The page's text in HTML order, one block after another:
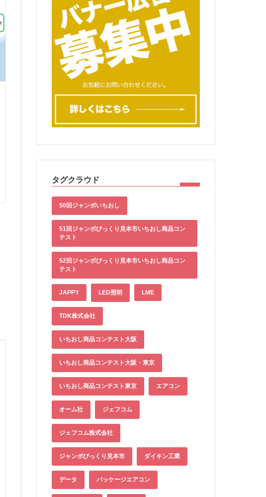
タグクラウド
50回ジャンボいちおし
51回ジャンボびっくり見本市いちおし商品コン
テスト
52回ジャンボびっくり見本市いちおし商品コン
テスト
JAPPY LED照明 LME
TDK株式会社
いちおし商品コンテスト大阪
いちおし商品コンテスト大阪・東京
いちおし商品コンテスト東京 エアコン
オーム社 ジェフコム
ジェフコム株式会社
ジャンボびっくり見本市 ダイキン工業
データ パッケージエアコン